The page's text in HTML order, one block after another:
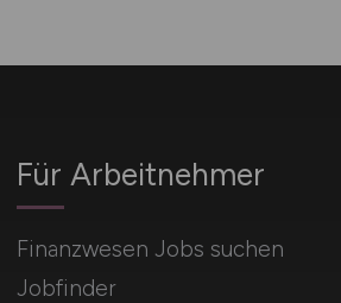
Für Arbeitnehmer
Finanzwesen Jobs suchen
Jobfinder